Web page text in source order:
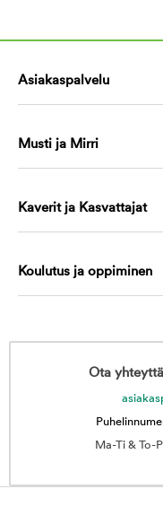
Asiakaspalvelu
Musti ja Mirri
Kaverit ja Kasvattajat
Koulutus ja oppiminen
Ota
Ma-Ti & To-